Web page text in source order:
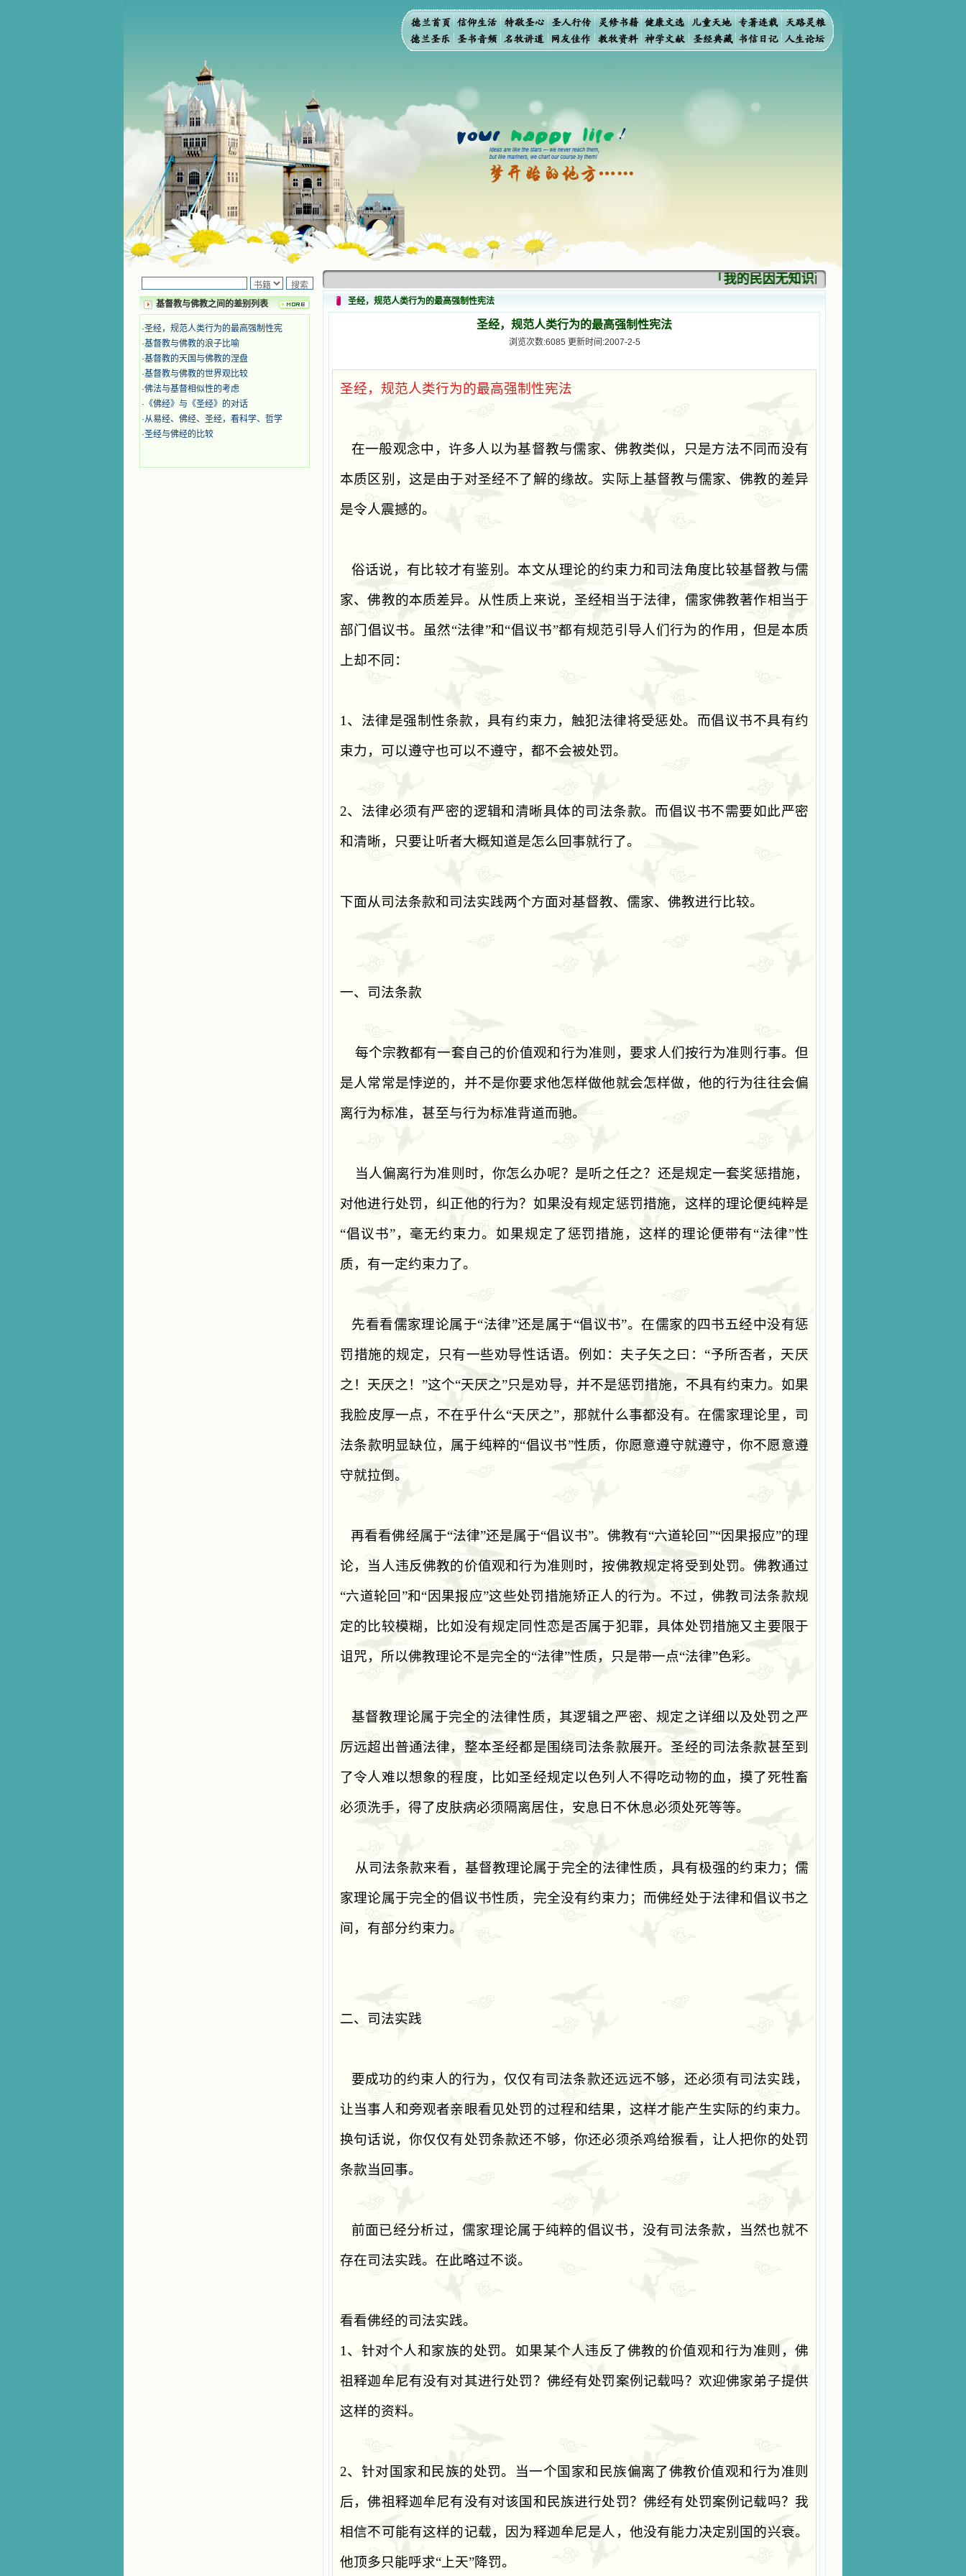
基督教与佛教之间的差别列表
·圣经，规范人类行为的最高强制性宪
·基督教与佛教的浪子比喻
·基督教的天国与佛教的涅盘
·基督教与佛教的世界观比较
·佛法与基督相似性的考虑
· 《佛经》与《圣经》的对话
·从易经、佛经、圣经，看科学、哲学
·圣经与佛经的比较
「我的民因无知识而灭亡。你弃掉知识，我
圣经，规范人类行为的最高强制性宪法
圣经，规范人类行为的最高强制性宪法
浏览次数:6085 更新时间:2007-2-5
圣经，规范人类行为的最高强制性宪法
在一般观念中，许多人以为基督教与儒家、佛教类似，只是方法不同而没有
本质区别，这是由于对圣经不了解的缘故。实际上基督教与儒家、佛教的差异
是令人震撼的。
俗话说，有比较才有鉴别。本文从理论的约束力和司法角度比较基督教与儒
家、佛教的本质差异。从性质上来说，圣经相当于法律，儒家佛教著作相当于
部门倡议书。虽然“法律”和“倡议书”都有规范引导人们行为的作用，但是本质
上却不同：
1 、法律是强制性条款，具有约束力，触犯法律将受惩处。而倡议书不具有约
束力，可以遵守也可以不遵守，都不会被处罚。
2、法律必须有严密的逻辑和清晰具体的司法条款。而倡议书不需要如此严密
和清晰，只要让听者大概知道是怎么回事就行了。
下面从司法条款和司法实践两个方面对基督教、儒家、佛教进行比较。
一、司法条款
每个宗教都有一套自己的价值观和行为准则，要求人们按行为准则行事。但
是人常常是悖逆的，并不是你要求他怎样做他就会怎样做，他的行为往往会偏
离行为标准，甚至与行为标准背道而驰。
当人偏离行为准则时，你怎么办呢？是听之任之？还是规定一套奖惩措施，
对他进行处罚，纠正他的行为？如果没有规定惩罚措施，这样的理论便纯粹是
“倡议书”，毫无约束力。如果规定了惩罚措施，这样的理论便带有“法律”性
质，有一定约束力了。
先看看儒家理论属于“法律”还是属于“倡议书”。在儒家的四书五经中没有惩
罚措施的规定，只有一些劝导性话语。例如：夫子矢之曰： “予所否者，天厌
之！天厌之！”这个“天厌之”只是劝导，并不是惩罚措施，不具有约束力。如果
我脸皮厚一点，不在乎什么“天厌之”，那就什么事都没有。在儒家理论里，司
法条款明显缺位，属于纯粹的“倡议书”性质，你愿意遵守就遵守，你不愿意遵
守就拉倒。
再看看佛经属于“法律”还是属于“倡议书”。佛教有“六道轮回”“因果报应”的理
论，当人违反佛教的价值观和行为准则时，按佛教规定将受到处罚。佛教通过
“六道轮回”和“因果报应”这些处罚措施矫正人的行为。不过，佛教司法条款规
定的比较模糊，比如没有规定同性恋是否属于犯罪，具体处罚措施又主要限于
诅咒，所以佛教理论不是完全的“法律”性质，只是带一点“法律”色彩。
基督教理论属于完全的法律性质，其逻辑之严密、规定之详细以及处罚之严
厉远超出普通法律，整本圣经都是围绕司法条款展开。圣经的司法条款甚至到
了令人难以想象的程度，比如圣经规定以色列人不得吃动物的血，摸了死牲畜
必须洗手，得了皮肤病必须隔离居住，安息日不休息必须处死等等。
从司法条款来看，基督教理论属于完全的法律性质，具有极强的约束力；儒
家理论属于完全的倡议书性质，完全没有约束力；而佛经处于法律和倡议书之
间，有部分约束力。
二、司法实践
要成功的约束人的行为，仅仅有司法条款还远远不够，还必须有司法实践，
让当事人和旁观者亲眼看见处罚的过程和结果，这样才能产生实际的约束力。
换句话说，你仅仅有处罚条款还不够，你还必须杀鸡给猴看，让人把你的处罚
条款当回事。
前面已经分析过，儒家理论属于纯粹的倡议书，没有司法条款，当然也就不
存在司法实践。在此略过不谈。
看看佛经的司法实践。
1 、针对个人和家族的处罚。如果某个人违反了佛教的价值观和行为准则，佛
祖释迦牟尼有没有对其进行处罚？佛经有处罚案例记载吗？欢迎佛家弟子提供
这样的资料。
2、针对国家和民族的处罚。当一个国家和民族偏离了佛教价值观和行为准则
后，佛祖释迦牟尼有没有对该国和民族进行处罚？佛经有处罚案例记载吗？我
相信不可能有这样的记载，因为释迦牟尼是人，他没有能力决定别国的兴衰。
他顶多只能呼求“ 上天”降罚。